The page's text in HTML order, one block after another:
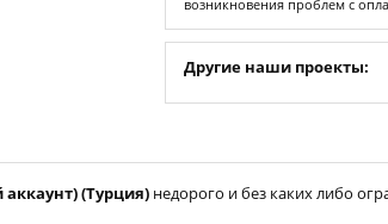
возникновения проблем с
Другие наши проекты:
аккаунт) (Турция) недорого и без каких либо